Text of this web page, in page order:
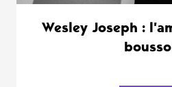
Wesley Joseph :